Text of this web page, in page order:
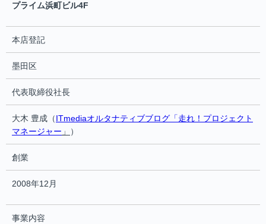
プライム浜町ビル4F
本店登記
墨田区
代表取締役社長
大木 豊成（ITmediaオルタナティブブログ「走れ！プロジェクト
マネージャー 」 ）
創業
2008年12月
事業内容